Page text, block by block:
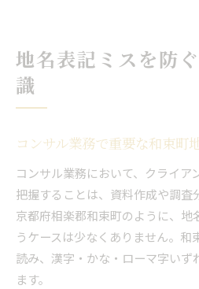
地名表記ミスを防
識
コンサル業務で重要な和束町
コンサル業務において、クライア
把握することは、資料作成や調査
京都府相楽郡和束町のように、地
うケースは少なくありません。和
読み、漢字・かな・ローマ字いず
ます。